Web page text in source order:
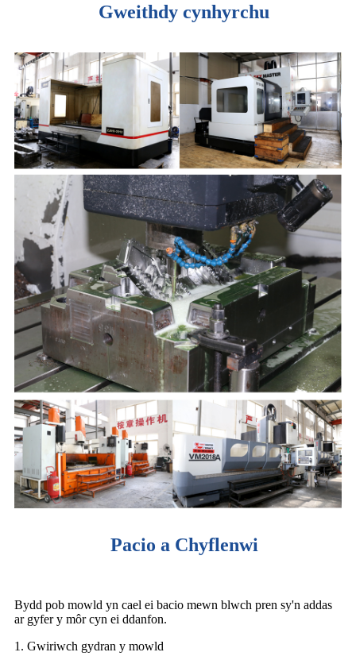
Gweithdy cynhyrchu
Pacio a Chyflenwi
Bydd pob mowld yn cael ei bacio mewn blwch pren sy'n addas
ar gyfer y môr cyn ei ddanfon.
1. Gwiriwch gydran y mowld